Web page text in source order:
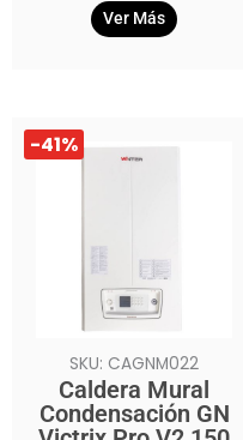
Ver Más
-41%
SKU: CAGNM022
Caldera Mural
Condensación GN
El
precio
$11.759.990.
El
precio
$6.989.990.